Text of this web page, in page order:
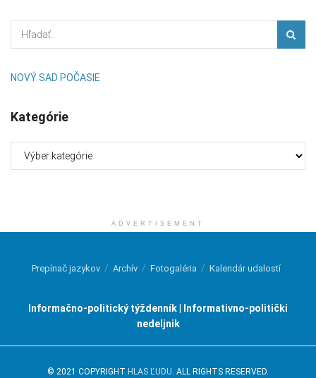
NOVÝ SAD POČASIE
Kategórie
ADVERTISEMENT
Prepínač jazykov Archív Fotogaléria Kalendár udalostí
Informačno-politický týždenník | Informativno-politički
nedeljnik
© 2021 COPYRIGHT HLAS ĽUDU. ALL RIGHTS RESERVED.